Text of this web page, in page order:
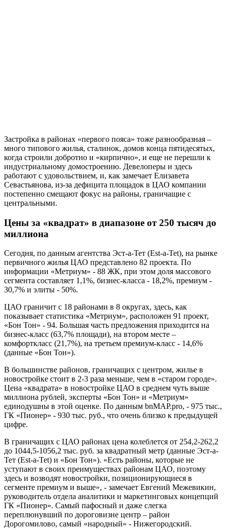
Застройка в районах «первого пояса» тоже разнообразная –
много типового жилья, сталинок, домов конца пятидесятых,
когда строили добротно и «кирпично», и еще не перешли к
индустриальному домостроению. Девелоперы и здесь
работают с удовольствием, и, как замечает Елизавета
Севастьянова, из-за дефицита площадок в ЦАО компании
постепенно смещают фокус на районы, граничащие с
центральными.
Цены за «квадрат» в диапазоне от 250 тысяч до
миллиона
Сегодня, по данным агентства Эст-а-Тет (Est-a-Tet), на рынке
первичного жилья ЦАО представлено 82 проекта. По
информации «Метриум» - 88 ЖК, при этом доля массового
сегмента составляет 1,1%, бизнес-класса - 18,2%, премиум -
30,7% и элиты - 50%.
ЦАО граничит с 18 районами в 8 округах, здесь, как
показывает статистика «Метриум», расположен 91 проект,
«Бон Тон» - 94. Большая часть предложения приходится на
бизнес-класс (63,7% площади), на втором месте –
комфорткласс (21,7%), на третьем премиум-класс - 14,6%
(данные «Бон Тон»).
В большинстве районов, граничащих с центром, жилье в
новостройке стоит в 2-3 раза меньше, чем в «старом городе».
Цена «квадрата» в новостройке ЦАО в среднем чуть выше
миллиона рублей, эксперты «Бон Тон» и «Метриум»
единодушны в этой оценке. По данным bnMAP.pro, - 975 тыс.,
ГК «Пионер» - 930 тыс. руб., что очень близко к предыдущей
цифре.
В граничащих с ЦАО районах цена колеблется от 254,2-262,2
до 1044,5-1056,2 тыс. руб. за квадратный метр (данные Эст-а-
Тет (Est-a-Tet) и «Бон Тон»). «Есть районы, которые не
уступают в своих преимуществах районам ЦАО, поэтому
здесь и возводят новостройки, позиционирующиеся в
сегменте премиум и выше», - замечает Евгений Межевикин,
руководитель отдела аналитики и маркетинговых концепций
ГК «Пионер». Самый пафосный и даже слегка
переплюнувший по дороговизне центр – район
Дорогомилово, самый «народный» - Нижегородский.